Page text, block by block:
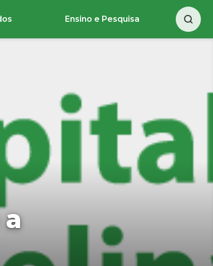
Ensino e Pesquisa